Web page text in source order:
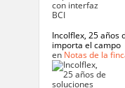
Incolflex, 25 años
importa el campo
en Notas de la